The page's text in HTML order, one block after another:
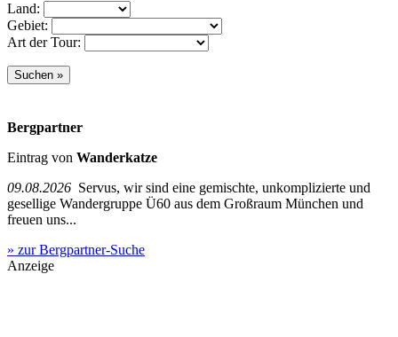
Land:
Gebiet:
Art der Tour:
Bergpartner
Eintrag von Wanderkatze
09.08.2026 Servus, wir sind eine gemischte, unkomplizierte und
gesellige Wandergruppe Ü60 aus dem Großraum München und
freuen uns...
» zur Bergpartner-Suche
Anzeige